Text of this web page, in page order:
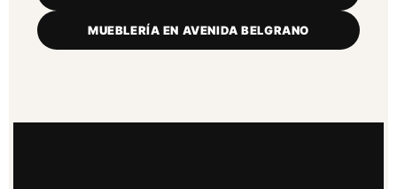
MUEBLERÍA EN AVENIDA BELGRANO